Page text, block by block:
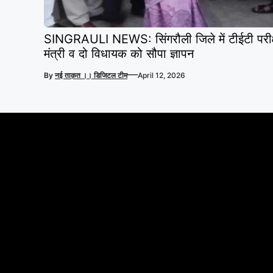
SINGRAULI NEWS: सिंगरौली जिले में टीईटी
मंत्री व दो विधायक को सौपा ज्ञापन
Byनई ताक़त ।। डिजिटल टीम—April 12, 2026